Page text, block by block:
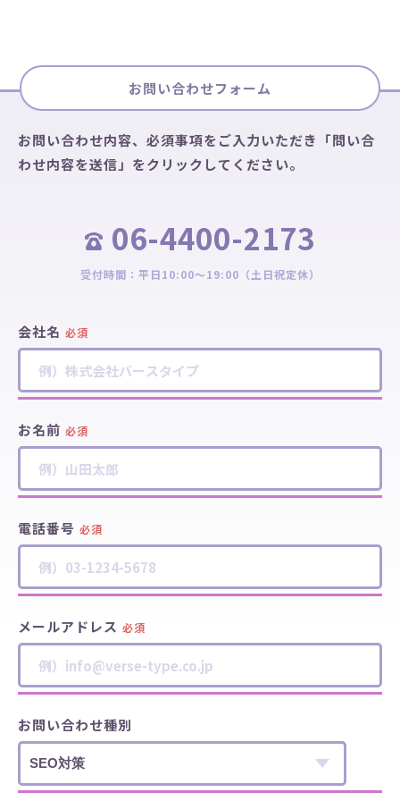
お問い合わせフォーム
お問い合わせ内容、必須事項をご入力いただき 「問い合
わせ内容を送信」をクリックしてください。
06-4400-2173
受付時間：平日10:00～19:00（土日祝定休）
会社名 必須
お名前 必須
電話番号 必須
メールアドレス 必須
お問い合わせ種別